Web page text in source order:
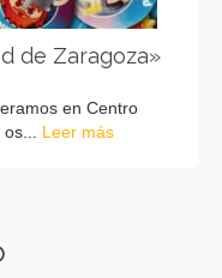
de Zaragoza»
en Centro
Leer más